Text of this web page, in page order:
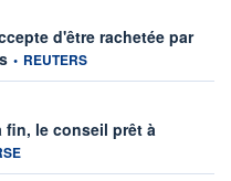
d'être rachetée par
information fournie par
• REUTERS
le conseil prêt à
par